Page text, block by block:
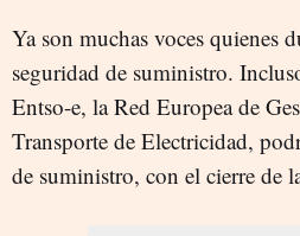
Ya son muchas voces quienes
seguridad de suministro.
Entso-e, la Red Europea de
Transporte de Electricidad,
de suministro, con el cierre de